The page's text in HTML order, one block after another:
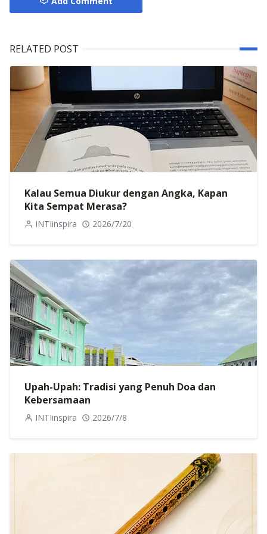
RELATED POST
Kalau Semua Diukur dengan Angka, Kapan
Kita Sempat Merasa?
INTIinspira 2026/7/20
Upah-Upah: Tradisi yang Penuh Doa dan
Kebersamaan
INTIinspira 2026/7/8